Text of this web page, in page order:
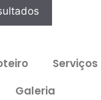
Serviços
Galeria